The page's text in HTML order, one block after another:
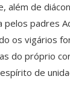
além de
padres
os vigários
do próprio
de